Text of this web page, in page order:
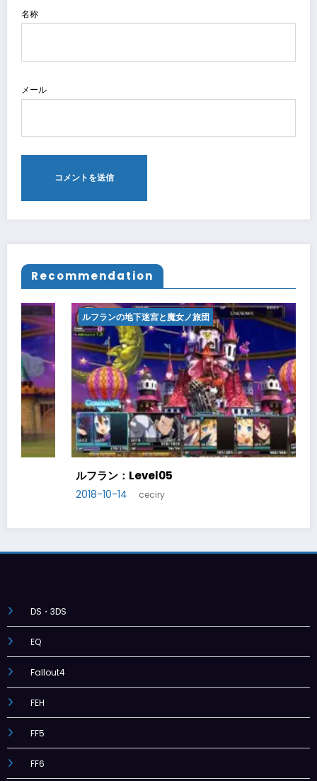
名称
メール
Recommendation
ルフランの地下迷宮と魔女ノ旅団
ルフラン：Level06
2018-10-20 ceciry
DS・3DS
EQ
Fallout4
FEH
FF5
FF6